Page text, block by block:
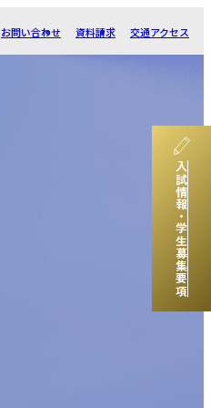
お問い合わせ 資料請求 交通アクセス
入試情報・学生募集要項